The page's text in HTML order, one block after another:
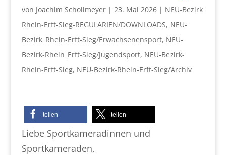
von Joachim Schollmeyer| 23. Mai 2026| NEU-Bezirk
Rhein-Erft-Sieg-REGULARIEN/DOWNLOADS, NEU-
Bezirk_Rhein-Erft-Sieg/Erwachsenensport, NEU-
Bezirk-Rhein_Erft-Sieg/Jugendsport, NEU-Bezirk-
Rhein-Erft-Sieg, NEU-Bezirk-Rhein-Erft-Sieg/Archiv
teilen teilen
Liebe Sportkameradinnen und
Sportkameraden,